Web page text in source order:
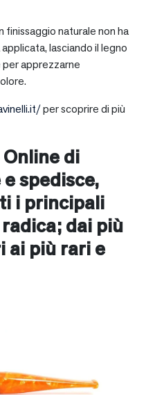
finissaggio naturale non ha
lasciando il legno
apprezzarne
per scoprire di più
di
spedisce,
i principali
dai più
ai più rari e